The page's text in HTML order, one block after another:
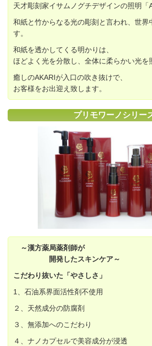
天才彫刻家イサムノグチデザインの照明「
和紙と竹からなる光の彫刻と言われ、世界
す。
和紙を透かしてくる明かりは、
ほどよく光を分散し、全体に柔らかい光を
癒しのAKARIが入口の吹き抜けで、
お客様をお出迎え致します。
プリモワーノシリー
～漢方薬局薬剤師が
開発したスキンケア～
こだわり抜いた「やさしさ」
1、石油系界面活性剤不使用
２、天然成分の防腐剤
３、無添加へのこだわり
４、ナノカプセルで美容成分が浸透